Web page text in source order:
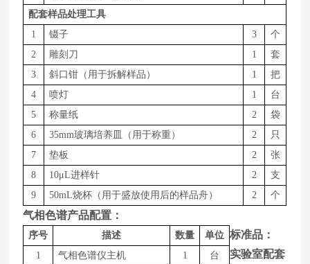
配套样品处理工具
1
镊子 3
个
2
雕刻刀 1
套
3
斜口钳（用于拆解样品） 1
把
4
喷灯 1
台
5
称量纸 2
袋
6
35mm玻璃培养皿（用于称重） 2
只
7
垫板 2
张
8
10μL进样针 2
支
9
50mL烧杯（用于盛放使用后的样品舟） 2 个
气相色谱产品配置：
序号 描述 数量
单位
1
气相色谱仪主机 1
台
标准品：
实验室配套